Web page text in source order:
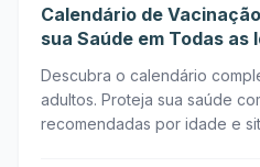
Calendário de
sua Saúde em Todas as
Descubra o calendário
adultos. Proteja sua saúde
recomendadas por idade e